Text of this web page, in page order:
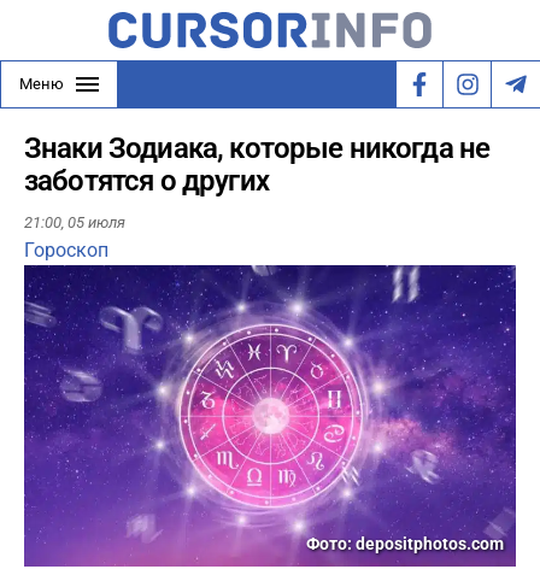
Меню
Знаки Зодиака, которые никогда не
заботятся о других
21:00, 05 июля
Гороскоп
Фото: depositphotos.com